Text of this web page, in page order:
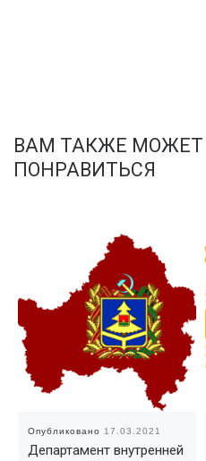
ВАМ ТАКЖЕ МОЖЕТ
ПОНРАВИТЬСЯ
Опубликовано 17.03.2021
Департамент внутренней